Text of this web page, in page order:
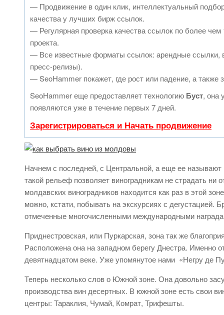
— Продвижение в один клик, интеллектуальный
качества у лучших бирж ссылок.
— Регулярная проверка качества ссылок по более
проекта.
— Все известные форматы ссылок: арендные ссылки,
пресс-релизы).
— SeoHammer покажет, где рост или падение, а также
SeoHammer еще предоставляет технологию Буст, она
появляются уже в течение первых 7 дней.
Зарегистрироваться и Начать продвижение
Начнем с последней, с Центральной, а еще ее
такой рельеф позволяет виноградникам не страдать
молдавских виноградников находится как раз в этой
можно, кстати, побывать на экскурсиях с
отмеченные многочисленными международными
Приднестровская, или Пуркарская, зона так же
Расположена она на западном берегу Днестра. Именно
девятнадцатом веке. Уже упомянутое нами «Негру де
Теперь несколько слов о Южной зоне. Она довольно
производства вин десертных. В южной зоне есть свои
центры: Тараклия, Чумай, Комрат, Трифешты.